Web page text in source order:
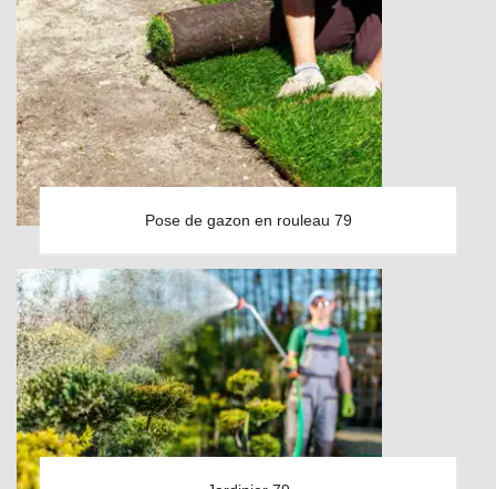
Pose de gazon en rouleau 79